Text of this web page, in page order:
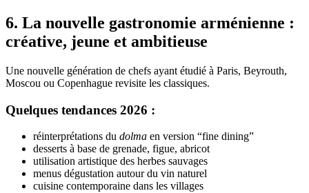
6. La nouvelle gastronomie arménienne :
créative, jeune et ambitieuse
Une nouvelle génération de chefs ayant étudié à Paris, Beyrouth,
Moscou ou Copenhague revisite les classiques.
Quelques tendances 2026 :
réinterprétations du dolma en version “fine dining”
desserts à base de grenade, figue, abricot
utilisation artistique des herbes sauvages
menus dégustation autour du vin naturel
cuisine contemporaine dans les villages